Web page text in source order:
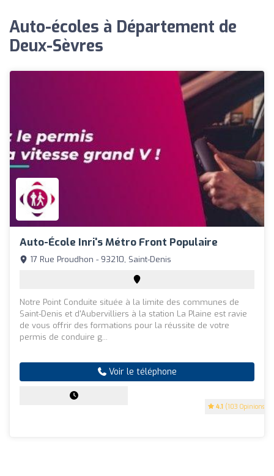
Auto-écoles à Département de
Deux-Sèvres
Auto-École Inri's Métro Front Populaire
4.1 (103 Opinions)
17 Rue Proudhon - 93210, Saint-Denis
Notre Point Conduite située à la limite des communes de
Saint-Denis et d'Aubervilliers à la station La Plaine est ravie
de vous offrir des formations pour la réussite de votre
permis de conduire g...
Voir le téléphone